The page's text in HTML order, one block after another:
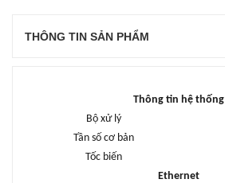
THÔNG TIN SẢN PHẨM
Thông tin hệ thống
Bộ xử lý
Tần số cơ bản
Tốc biến
Ethernet